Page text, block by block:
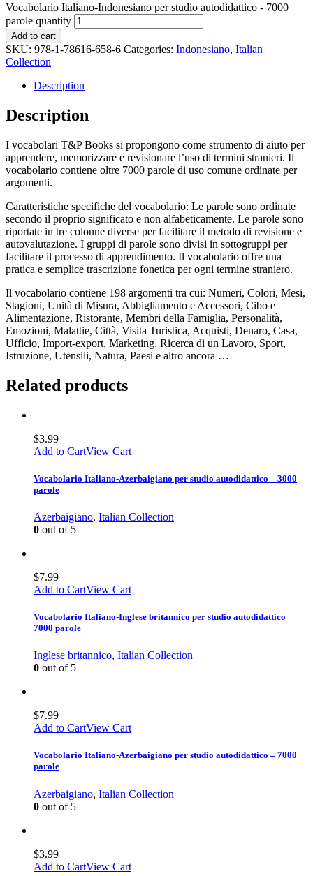
Vocabolario Italiano-Indonesiano per studio autodidattico - 7000
parole quantity
Add to cart
SKU: 978-1-78616-658-6 Categories: Indonesiano, Italian
Collection
Description
Description
I vocabolari T&P Books si propongono come strumento di aiuto per
apprendere, memorizzare e revisionare l’uso di termini stranieri. Il
vocabolario contiene oltre 7000 parole di uso comune ordinate per
argomenti.
Caratteristiche specifiche del vocabolario: Le parole sono ordinate
secondo il proprio significato e non alfabeticamente. Le parole sono
riportate in tre colonne diverse per facilitare il metodo di revisione e
autovalutazione. I gruppi di parole sono divisi in sottogruppi per
facilitare il processo di apprendimento. Il vocabolario offre una
pratica e semplice trascrizione fonetica per ogni termine straniero.
Il vocabolario contiene 198 argomenti tra cui: Numeri, Colori, Mesi,
Stagioni, Unità di Misura, Abbigliamento e Accessori, Cibo e
Alimentazione, Ristorante, Membri della Famiglia, Personalità,
Emozioni, Malattie, Città, Visita Turistica, Acquisti, Denaro, Casa,
Ufficio, Import-export, Marketing, Ricerca di un Lavoro, Sport,
Istruzione, Utensili, Natura, Paesi e altro ancora …
Related products
$3.99
Add to CartView Cart
Vocabolario Italiano-Azerbaigiano per studio autodidattico – 3000
parole
Azerbaigiano, Italian Collection
0 out of 5
$7.99
Add to CartView Cart
Vocabolario Italiano-Inglese britannico per studio autodidattico –
7000 parole
Inglese britannico, Italian Collection
0 out of 5
$7.99
Add to CartView Cart
Vocabolario Italiano-Azerbaigiano per studio autodidattico – 7000
parole
Azerbaigiano, Italian Collection
0 out of 5
$3.99
Add to CartView Cart